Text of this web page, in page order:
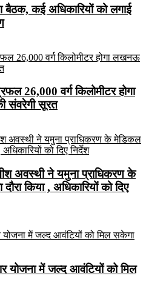
बैठक, कई अधिकारियों को लगाई
26,000 वर्ग किलोमीटर होगा
संवरेगी सूरत
अवस्थी ने यमुना प्राधिकरण के
किया , अधिकारियों को दिए
योजना में जल्द आवंटियों को मिल